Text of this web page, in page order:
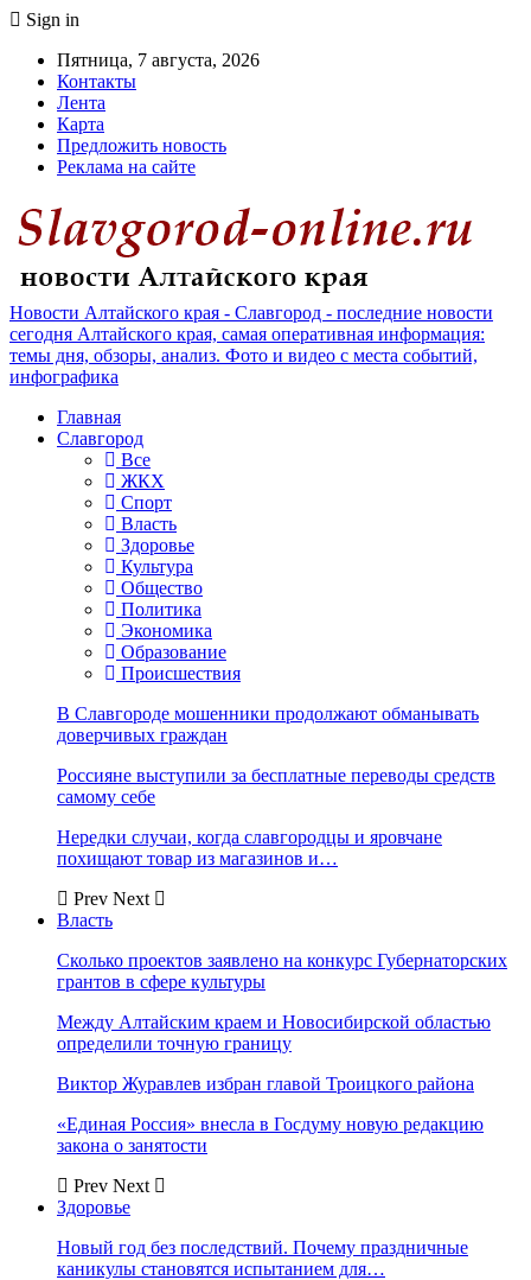
Sign in
Пятница, 7 августа, 2026
Контакты
Лента
Карта
Предложить новость
Реклама на сайте
Новости Алтайского края - Славгород - последние новости
сегодня Алтайского края, самая оперативная информация:
темы дня, обзоры, анализ. Фото и видео с места событий,
инфографика
Главная
Славгород
Все
ЖКХ
Спорт
Власть
Здоровье
Культура
Общество
Политика
Экономика
Образование
Происшествия
В Славгороде мошенники продолжают обманывать
доверчивых граждан
Россияне выступили за бесплатные переводы средств
самому себе
Нередки случаи, когда славгородцы и яровчане
похищают товар из магазинов и…
Prev Next
Власть
Сколько проектов заявлено на конкурс Губернаторских
грантов в сфере культуры
Между Алтайским краем и Новосибирской областью
определили точную границу
Виктор Журавлев избран главой Троицкого района
«Единая Россия» внесла в Госдуму новую редакцию
закона о занятости
Prev Next
Здоровье
Новый год без последствий. Почему праздничные
каникулы становятся испытанием для…